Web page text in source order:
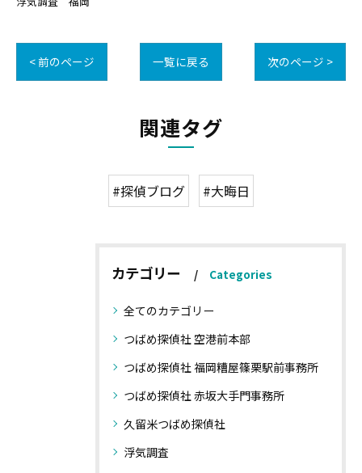
< 前のページ 一覧に戻る 次のページ >
関連タグ
#探偵ブログ #大晦日
カテゴリー Categories
全てのカテゴリー
つばめ探偵社 空港前本部
つばめ探偵社 福岡糟屋篠栗駅前事務所
つばめ探偵社 赤坂大手門事務所
久留米つばめ探偵社
浮気調査